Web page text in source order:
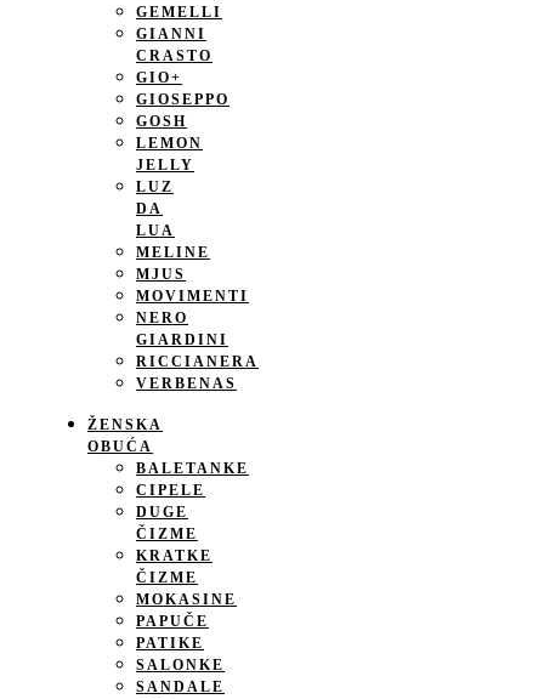
GEMELLI
GIANNI
CRASTO
GIO+
GIOSEPPO
GOSH
LEMON
JELLY
LUZ
DA
LUA
MELINE
MJUS
MOVIMENTI
NERO
GIARDINI
RICCIANERA
VERBENAS
ŽENSKA
OBUĆA
BALETANKE
CIPELE
DUGE
ČIZME
KRATKE
ČIZME
MOKASINE
PAPUČE
PATIKE
SALONKE
SANDALE